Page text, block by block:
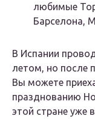
любимые
Барселона,
В Испании
летом, но после
Вы можете
празднованию
этой стране уже